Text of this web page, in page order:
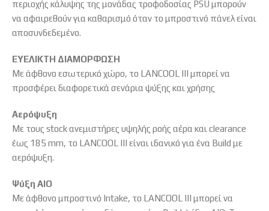
περιοχής κάλυψης της μονάδας τροφοδοσίας PSU μπορούν
να αφαιρεθούν για καθαρισμό όταν το μπροστινό πάνελ είναι
αποσυνδεδεμένο.
ΕΥΕΛΙΚΤΗ ΔΙΑΜΟΡΦΩΣΗ
Με άφθονο εσωτερικό χώρο, το LANCOOL III μπορεί να
προσφέρει διαφορετικά σενάρια ψύξης και χρήσης
Αερόψυξη
Με τους stock ανεμιστήρες υψηλής ροής αέρα και clearance
έως 185 mm, το LANCOOL III είναι ιδανικό για ένα Build με
αερόψυξη.
Ψύξη AIO
Με άφθονο μπροστινό Intake, το LANCOOL III μπορεί να